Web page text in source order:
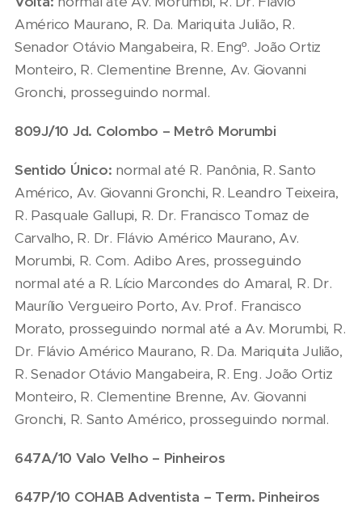
Américo Maurano, R. Da. Mariquita Julião, R.
Senador Otávio Mangabeira, R. Engº. João Ortiz
Monteiro, R. Clementine Brenne, Av. Giovanni
Gronchi, prosseguindo normal.
809J/10 Jd. Colombo – Metrô Morumbi
Sentido Único: normal até R. Panônia, R. Santo
Américo, Av. Giovanni Gronchi, R. Leandro Teixeira,
R. Pasquale Gallupi, R. Dr. Francisco Tomaz de
Carvalho, R. Dr. Flávio Américo Maurano, Av.
Morumbi, R. Com. Adibo Ares, prosseguindo
normal até a R. Lício Marcondes do Amaral, R. Dr.
Maurílio Vergueiro Porto, Av. Prof. Francisco
Morato, prosseguindo normal até a Av. Morumbi, R.
Dr. Flávio Américo Maurano, R. Da. Mariquita Julião,
R. Senador Otávio Mangabeira, R. Eng. João Ortiz
Monteiro, R. Clementine Brenne, Av. Giovanni
Gronchi, R. Santo Américo, prosseguindo normal.
647A/10 Valo Velho – Pinheiros
647P/10 COHAB Adventista – Term. Pinheiros